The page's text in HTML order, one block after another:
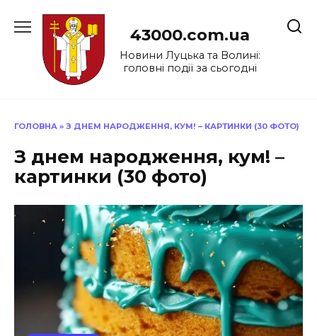
до
43000.com.ua
Новини Луцька та Волині:
головні події за сьогодні
ГОЛОВНА » З ДНЕМ НАРОДЖЕННЯ, КУМ! – КАРТИНКИ (30 ФОТО)
З днем народження, кум! –
картинки (30 фото)